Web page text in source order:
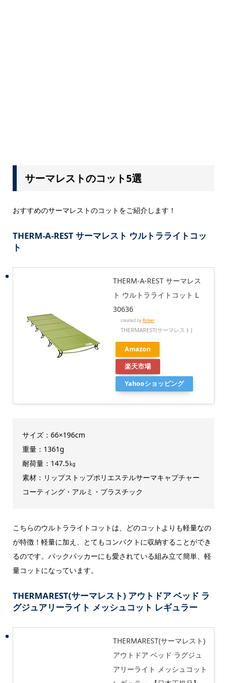
サーマレストのコット5選
おすすめのサーマレストのコットをご紹介します！
THERM-A-REST サーマレスト ウルトラライトコッ
ト
THERM-A-REST サーマレス
ト ウルトラライトコット L
30636
created byRinker
THERMAREST(サーマレスト)
Amazon
楽天市場
Yahooショッピング
サイズ：66×196cm
重量：1361g
耐荷量：147.5㎏
素材：リップストップポリエステルサーマキャプチャー
コーティング・アルミ・プラスチック
こちらのウルトラライトコットは、どのコットよりも軽量なの
が特徴！軽量に加え、とてもコンパクトに収納することができ
るのです。バックパッカーにも愛されている組み立て簡単、軽
量コットになっています。
THERMAREST(サーマレスト) アウトドア ベッド ラ
グジュアリーライト メッシュコット レギュラー
THERMAREST(サーマレスト)
アウトドア ベッド ラグジュ
アリーライト メッシュコット